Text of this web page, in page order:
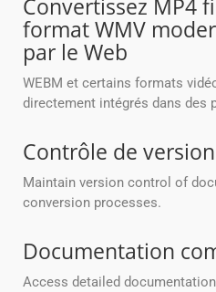
Convertissez MP4
format WMV
par le Web
WEBM et certains formats
directement intégrés dans des
Contrôle de version
Maintain version control of
conversion processes.
Documentation
Access detailed